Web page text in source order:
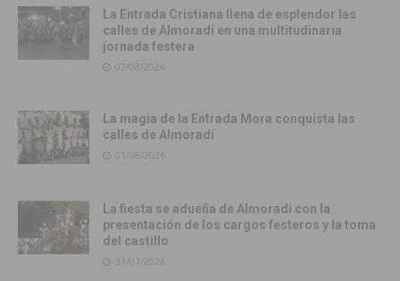
La Entrada Cristiana llena de esplendor las
calles de Almoradí en una multitudinaria
jornada festera
02/08/2026
La magia de la Entrada Mora conquista las
calles de Almoradí
01/08/2026
La fiesta se adueña de Almoradí con la
presentación de los cargos festeros y la toma
del castillo
31/07/2026